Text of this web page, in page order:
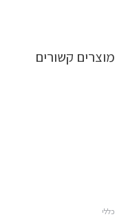
מוצרים קשורים
כללי